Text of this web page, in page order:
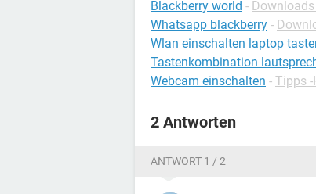
Blackberry world -
Whatsapp blackberry -
Wlan einschalten laptop
Tastenkombination
Webcam einschalten - Tipps -
2 Antworten
ANTWORT 1 / 2